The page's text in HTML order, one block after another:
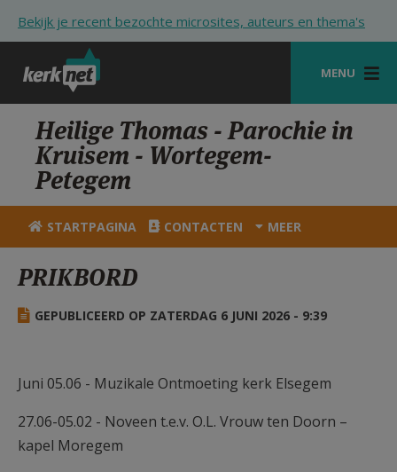
Bekijk je recent bezochte microsites, auteurs en thema's
MENU
STARTPAGINA
KERK
VIERINGEN
SHOP
ZOEKEN
HULP
MIJN PAROCHIE
AANMELDEN OF REGISTREREN
Heilige Thomas - Parochie in
Kruisem - Wortegem-
Petegem
STARTPAGINA CONTACTEN MEER
PRIKBORD
GEPUBLICEERD OP ZATERDAG 6 JUNI 2026 - 9:39
Juni 05.06 - Muzikale Ontmoeting kerk Elsegem
27.06-05.02 - Noveen t.e.v. O.L. Vrouw ten Doorn –
kapel Moregem